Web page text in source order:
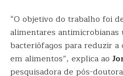
“O objetivo do trabalho foi
alimentares antimicrobianas
bacteriófagos para reduzir a
em alimentos”, explica ao
pesquisadora de pós-